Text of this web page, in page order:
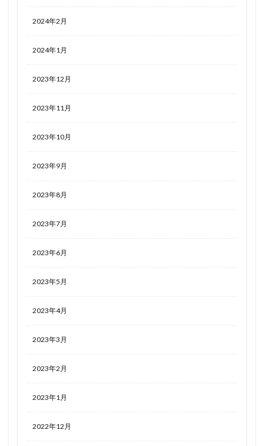
2024年2月
2024年1月
2023年12月
2023年11月
2023年10月
2023年9月
2023年8月
2023年7月
2023年6月
2023年5月
2023年4月
2023年3月
2023年2月
2023年1月
2022年12月